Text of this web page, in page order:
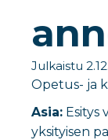
Julkaistu
Opetus- ja
Asia: Esitys
yksityisen